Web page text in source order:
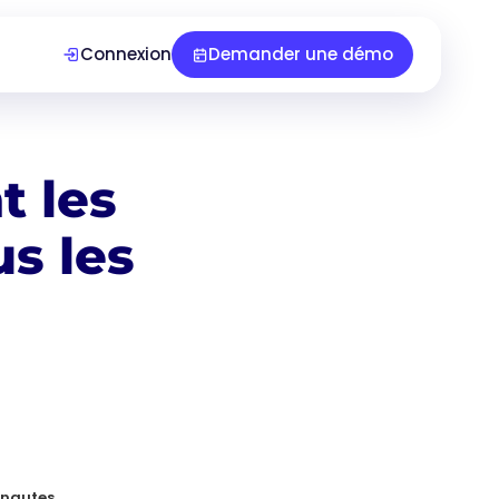
Connexion Demander une démo
les
les